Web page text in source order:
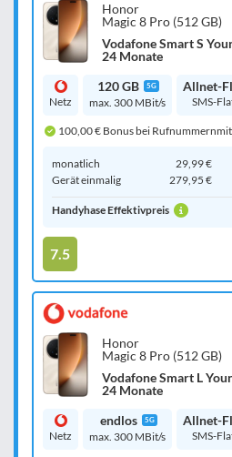
Honor
Magic 8 Pro (512 GB)
Vodafone Smart S
24 Monate
Netz
120 GB 5G
max. 300 MBit/s
Allnet-
SMS-
100,00 € Bonus bei
monatlich
29,99 €
Gerät einmalig
279,95 €
Handyhase Effektivpreis
7.5
Honor
Magic 8 Pro (512 GB)
Vodafone Smart L
24 Monate
Netz
endlos 5G
max. 300 MBit/s
Allnet-
SMS-